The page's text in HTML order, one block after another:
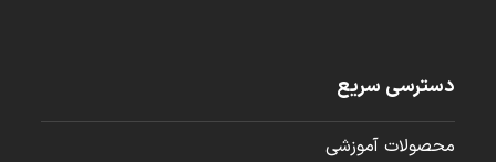
دسترسی سریع
محصولات آموزشی